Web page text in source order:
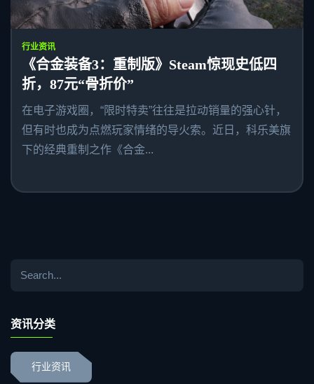
行业资讯
《合金装备3：重制版》Steam惊现史低四
折，87元“骨折价”
在电子游戏圈，“限时特卖”往往是拉动销量的强心针，
但有时也成为点燃玩家情绪的导火索。近日，科乐美旗
下的经典重制之作《合金...
资讯分类
行业资讯